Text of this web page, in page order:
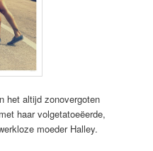
het altijd zonovergoten
haar volgetatoeëerde,
moeder Halley.